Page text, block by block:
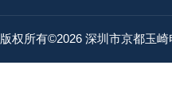
版权所有©2026 深圳市京都玉